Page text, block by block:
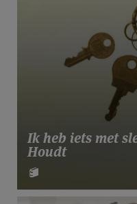
Ik heb iets met
Houdt